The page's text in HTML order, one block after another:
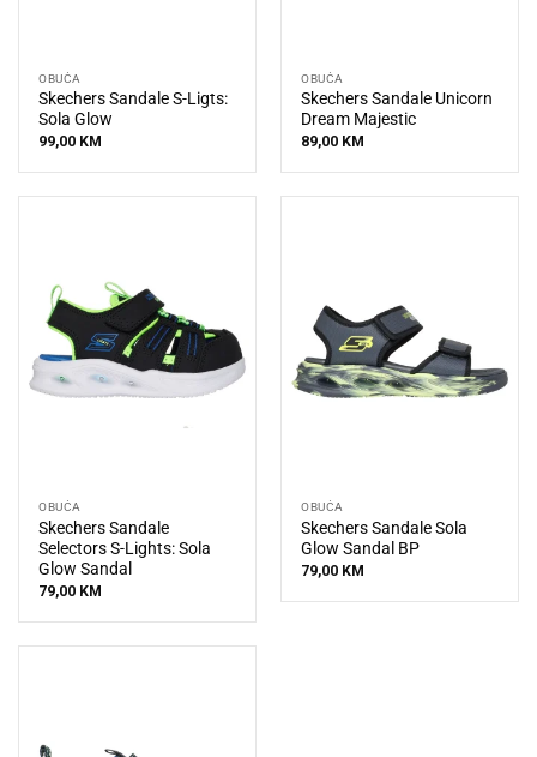
OBUĆA
Skechers Sandale S-Ligts:
Sola Glow
99,00 KM
OBUĆA
Skechers Sandale Unicorn
Dream Majestic
89,00 KM
OBUĆA
Skechers Sandale
Selectors S-Lights: Sola
Glow Sandal
79,00 KM
OBUĆA
Skechers Sandale Sola
Glow Sandal BP
79,00 KM